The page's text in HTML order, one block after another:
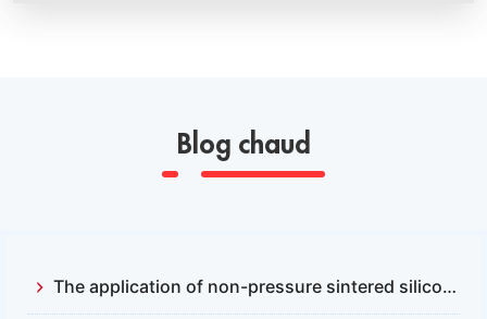
Blog chaud
The application of non-pressure sintered silicon carbide and reactive sintered silicon carbide